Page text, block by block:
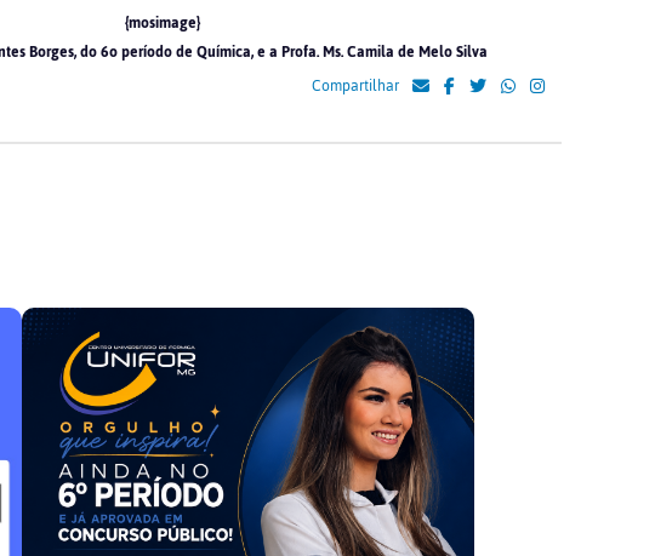
{mosimage}
Borges, do 6o período de Química, e a Profa. Ms. Camila de Melo Silva
Compartilhar